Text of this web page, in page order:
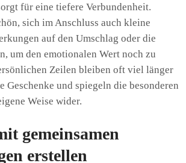
für eine tiefere Verbundenheit.
sich im Anschluss auch kleine
auf den Umschlag oder die
um den emotionalen Wert noch zu
Zeilen bleiben oft viel länger
Geschenke und spiegeln die besonderen
Weise wider.
gemeinsamen
erstellen